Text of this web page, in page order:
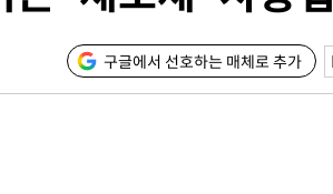
구글에서 선호하는 매체로 추가